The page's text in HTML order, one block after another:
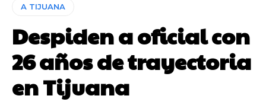
A TIJUANA
Despiden a oficial con
26 años de trayectoria
en Tijuana